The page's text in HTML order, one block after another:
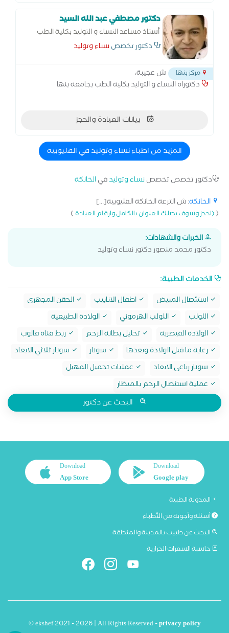
وحتى تحقيق حلم الأمومةدكتور مصطفي عبد الله السيد
أستاذ مساعد النساء و التوليد بكلية الطب
بجامعة بنها
دكتور تخصصنساء وتوليد
مركز بنها
ش عجيبة،
دكتوراه النساء و التوليد بكلية الطب بجامعة بنها
بيانات العيادة والحجز
المزيد من اطباء نساء وتوليد في القليوبية
دكتور تخصص تخصصنساء وتوليدفيالخانكة
الخانكة: ش الترعة الخانكة القليوبية[...]
((احجز وسوف يصلك العنوان بالكامل وارقام العيادة)
الخبرات والشهادات:
دكتور محمد منصور دكتور نساء وتوليد
الخدمات الطبية:
استئصال المبيض اطفال الانابيب
الحقن المجهري
اللولب
اللولب الهرموني
الولادة الطبيعية
الولادة القيصرية
تحليل بطانة الرحم
ربط قناة فالوب
رعاية ما قبل الولادة وبعدها
سونار
سونار ثلاثي الابعاد
سونار رباعي الابعاد
عمليات تجميل المهبل
عملية استئصال الرحم بالمنظار
البحث عن دكتور
Download
Google play
Download
App Store
المدونة الطبية
أسئلة وأجوبة من الأطباء
البحث عن طبيب بالمدينة والمنطقة
حاسبة السعرات الحرارية
© ekshef 2021 - 2026 | All Rights Reserved -privacy policy